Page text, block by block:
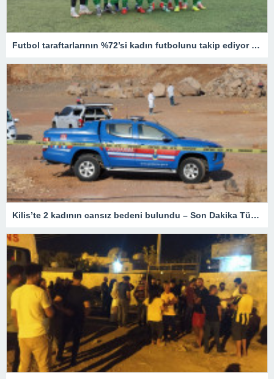
Futbol taraftarlarının %72’si kadın futbolunu takip ediyor – Son Dakika Spor Haberleri
Kilis’te 2 kadının cansız bedeni bulundu – Son Dakika Türkiye Haberleri